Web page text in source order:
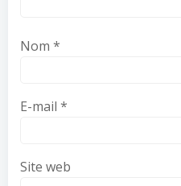
Nom *
E-mail *
Site web